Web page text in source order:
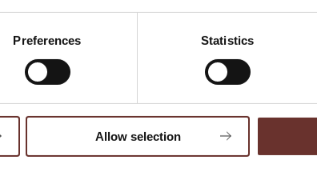
Preferences Statistics
Allow selection
framelde dig e-
linket nederst i de